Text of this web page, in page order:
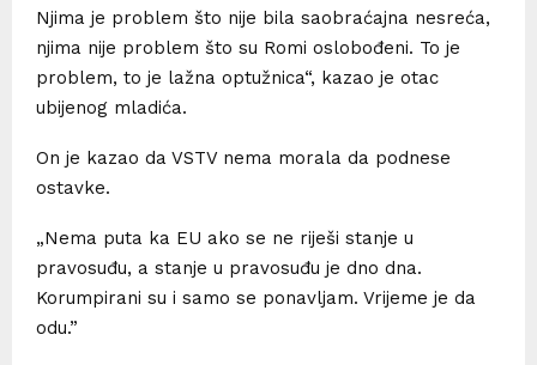
Njima je problem što nije bila saobraćajna nesreća,
njima nije problem što su Romi oslobođeni. To je
problem, to je lažna optužnica“, kazao je otac
ubijenog mladića.
On je kazao da VSTV nema morala da podnese
ostavke.
„Nema puta ka EU ako se ne riješi stanje u
pravosuđu, a stanje u pravosuđu je dno dna.
Korumpirani su i samo se ponavljam. Vrijeme je da
odu.”